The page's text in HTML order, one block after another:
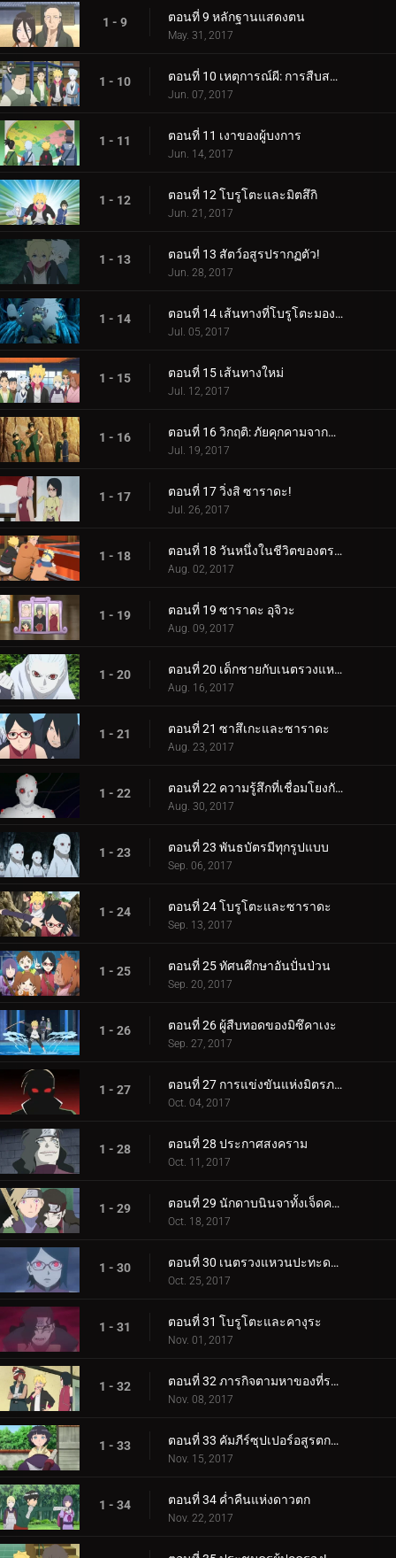
1 - 9 ตอนที่ 9 หลักฐานแสดงตน
May. 31, 2017
1 - 10 ตอนที่ 10 เหตุการณ์ผี: การสืบสวนเริ่มต้นขึ้น!
Jun. 07, 2017
1 - 11 ตอนที่ 11 เงาของผู้บงการ
Jun. 14, 2017
1 - 12 ตอนที่ 12 โบรูโตะและมิตสึกิ
Jun. 21, 2017
1 - 13 ตอนที่ 13 สัตว์อสูรปรากฏตัว!
Jun. 28, 2017
1 - 14 ตอนที่ 14 เส้นทางที่โบรูโตะมองเห็น
Jul. 05, 2017
1 - 15 ตอนที่ 15 เส้นทางใหม่
Jul. 12, 2017
1 - 16 ตอนที่ 16 วิกฤติ: ภัยคุกคามจากความล้มเหลว!
Jul. 19, 2017
1 - 17 ตอนที่ 17 วิ่งสิ ซาราดะ!
Jul. 26, 2017
1 - 18 ตอนที่ 18 วันหนึ่งในชีวิตของตระกูลอุซึมากิ
Aug. 02, 2017
1 - 19 ตอนที่ 19 ซาราดะ อุจิวะ
Aug. 09, 2017
1 - 20 ตอนที่ 20 เด็กชายกับเนตรวงแหวน
Aug. 16, 2017
1 - 21 ตอนที่ 21 ซาสึเกะและซาราดะ
Aug. 23, 2017
1 - 22 ตอนที่ 22 ความรู้สึกที่เชื่อมโยงกัน
Aug. 30, 2017
1 - 23 ตอนที่ 23 พันธบัตรมีทุกรูปแบบ
Sep. 06, 2017
1 - 24 ตอนที่ 24 โบรูโตะและซาราดะ
Sep. 13, 2017
1 - 25 ตอนที่ 25 ทัศนศึกษาอันปั่นป่วน
Sep. 20, 2017
1 - 26 ตอนที่ 26 ผู้สืบทอดของมิซึคาเงะ
Sep. 27, 2017
1 - 27 ตอนที่ 27 การแข่งขันแห่งมิตรภาพของชิโนบิ
Oct. 04, 2017
1 - 28 ตอนที่ 28 ประกาศสงคราม
Oct. 11, 2017
1 - 29 ตอนที่ 29 นักดาบนินจาทั้งเจ็ดคนใหม่!
Oct. 18, 2017
1 - 30 ตอนที่ 30 เนตรวงแหวนปะทะดาบสายฟ้า เขี้ยวคิบะ!
Oct. 25, 2017
1 - 31 ตอนที่ 31 โบรูโตะและคางุระ
Nov. 01, 2017
1 - 32 ตอนที่ 32 ภารกิจตามหาของที่ระลึก
Nov. 08, 2017
1 - 33 ตอนที่ 33 คัมภีร์ซุปเปอร์อสูรตกต่ำ!
Nov. 15, 2017
1 - 34 ตอนที่ 34 ค่ำคืนแห่งดาวตก
Nov. 22, 2017